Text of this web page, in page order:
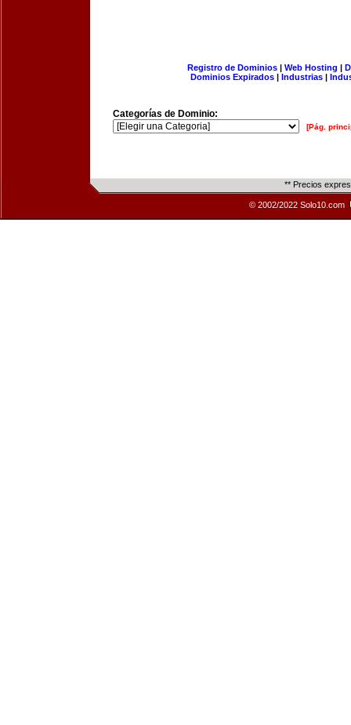
Registro de Dominios| Web Hosting |
Dominios Expirados | Industrias |
Categorías de Dominio:
[Pág.
** Precios
© 2002/2022 Solo10.com